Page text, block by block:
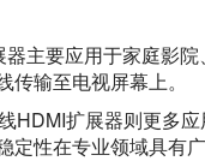
主要应用于家庭影
输至电视屏幕上。
HDMI扩展器则更多
性在专业领域具有广